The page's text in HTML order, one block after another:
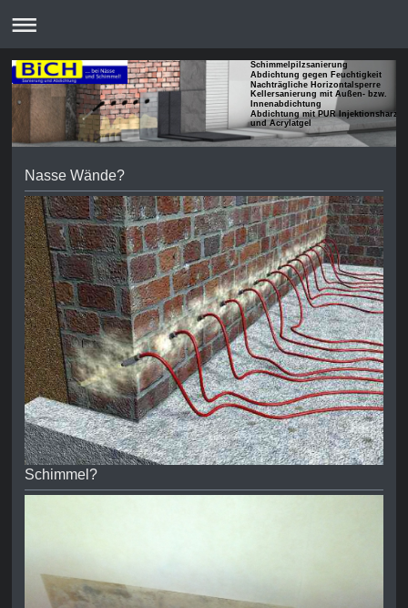
Schimmelpilzsanierung
Abdichtung gegen Feuchtigkeit
Nachträgliche Horizontalsperre
Kellersanierung mit Außen- bzw.
Innenabdichtung
Abdichtung mit PUR Injektionsharze
und Acrylatgel
Nasse Wände?
Schimmel?